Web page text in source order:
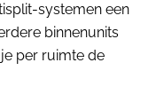
systemen een
binnenunits
per ruimte de